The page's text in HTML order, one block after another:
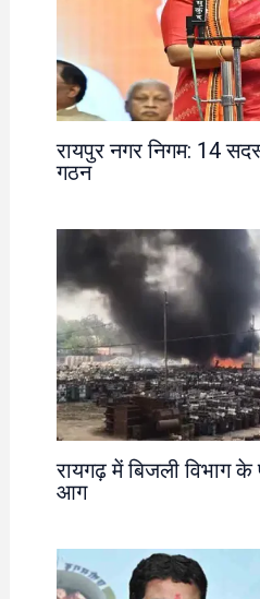
रायपुर नगर निगम: 14
गठन
रायगढ़ में बिजली विभाग
आग